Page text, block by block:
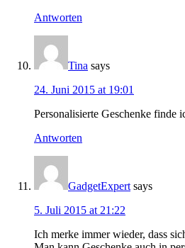
Antworten
Tina says
24. Juni 2015 at 19:01
Personalisierte Geschenke finde
Antworten
GadgetExpert says
5. Juli 2015 at 21:22
Ich merke immer wieder, dass